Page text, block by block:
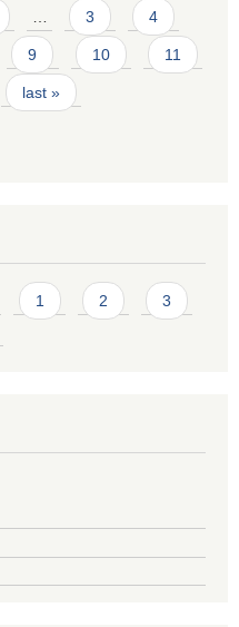
3 4
9 10 11
last »
1 2
3